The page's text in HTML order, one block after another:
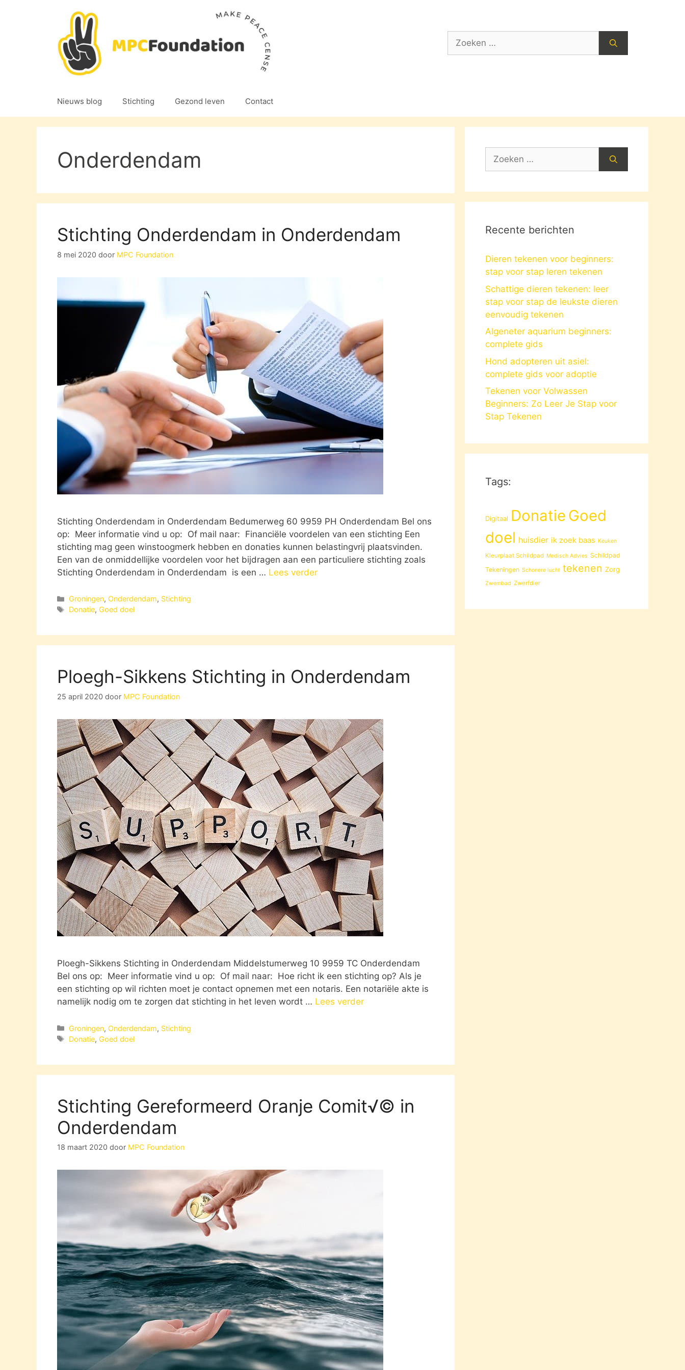
Zoek
Nieuws blog Stichting Gezond leven Contact
Onderdendam
Stichting Onderdendam in Onderdendam
8 mei 2020 door MPC Foundation
Stichting Onderdendam in Onderdendam Bedumerweg 60 9959 PH Onderdendam Bel ons
op: Meer informatie vind u op: Of mail naar: Financiële voordelen van een stichting Een
stichting mag geen winstoogmerk hebben en donaties kunnen belastingvrij plaatsvinden.
Een van de onmiddellijke voordelen voor het bijdragen aan een particuliere stichting zoals
Stichting Onderdendam in Onderdendam is een … Lees verder
Categorieën
Groningen, Onderdendam, Stichting
Tags
Donatie,Goed doel
Ploegh-Sikkens Stichting in Onderdendam
25 april 2020 door MPC Foundation
Ploegh-Sikkens Stichting in Onderdendam Middelstumerweg 10 9959 TC Onderdendam
Bel ons op: Meer informatie vind u op: Of mail naar: Hoe richt ik een stichting op? Als je
een stichting op wil richten moet je contact opnemen met een notaris. Een notariële akte is
namelijk nodig om te zorgen dat stichting in het leven wordt … Lees verder
Categorieën
Groningen, Onderdendam, Stichting
Tags
Donatie,Goed doel
Stichting Gereformeerd Oranje Comit√© in
Onderdendam
18 maart 2020 door MPC Foundation
Zoek
Recente berichten
Dieren tekenen voor beginners:
stap voor stap leren tekenen
Schattige dieren tekenen: leer
stap voor stap de leukste dieren
eenvoudig tekenen
Algeneter aquarium beginners:
complete gids
Hond adopteren uit asiel:
complete gids voor adoptie
Tekenen voor Volwassen
Beginners: Zo Leer Je Stap voor
Stap Tekenen
Tags:
Digitaal Donatie Goed
doel huisdier ik zoek baas Keuken
Kleurplaat Schildpad Medisch Advies Schildpad
Tekeningen Schonere lucht tekenen Zorg
Zwembad Zwerfdier